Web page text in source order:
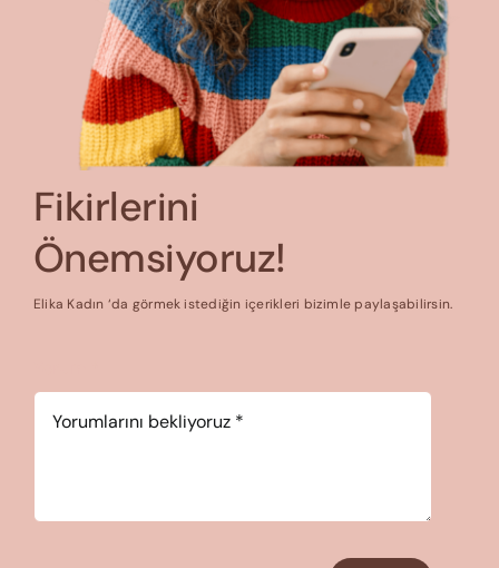
Fikirlerini
Önemsiyoruz!
Elika Kadın ‘da görmek istediğin içerikleri bizimle paylaşabilirsin.